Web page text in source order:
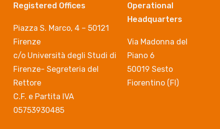
Registered Offices
Piazza S. Marco, 4 – 50121
Firenze
c/o Università degli Studi di
Firenze- Segreteria del
Rettore
C.F. e Partita IVA
05753930485
Operational
Headquarters
Via Madonna del
Piano 6
50019 Sesto
Fiorentino (FI)